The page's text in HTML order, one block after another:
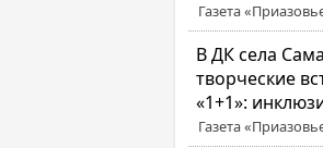
Газета
В ДК села
творческие
«1+1»:
Газета